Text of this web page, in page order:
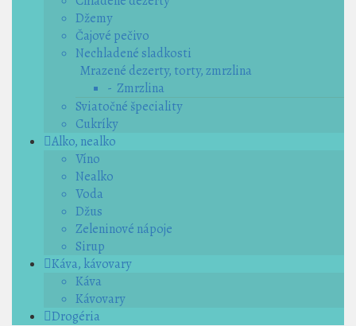
Džemy
Čajové pečivo
Nechladené sladkosti
Mrazené dezerty, torty, zmrzlina
- Zmrzlina
Sviatočné špeciality
Cukríky
Alko, nealko
Víno
Nealko
Voda
Džus
Zeleninové nápoje
Sirup
Káva, kávovary
Káva
Kávovary
Drogéria